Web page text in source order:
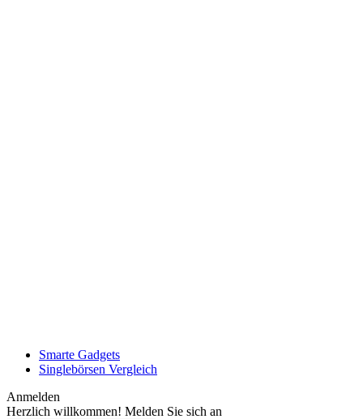
Smarte Gadgets
Singlebörsen Vergleich
Anmelden
Herzlich willkommen! Melden Sie sich an